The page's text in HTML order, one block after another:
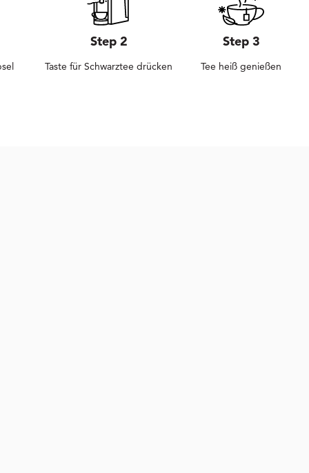
Step 2
Taste für Schwarztee drücken
Step 3
Tee heiß genießen